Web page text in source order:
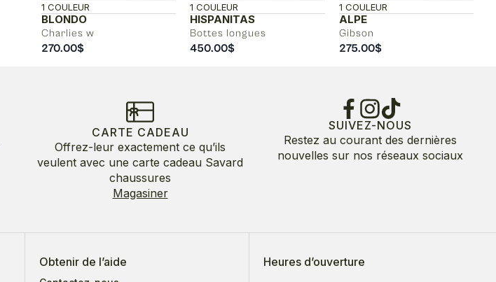
BLONDO
Charlies w
1 COULEUR
270.00$
HISPANITAS
Bottes longues
1 COULEUR
450.00$
ALPE
Gibson
1 COULEUR
275.00$
CARTE CADEAU
Offrez-leur exactement ce qu’ils
veulent avec une carte cadeau Savard
chaussures
Magasiner
SUIVEZ-NOUS
Restez au courant des dernières
nouvelles sur nos réseaux sociaux
Obtenir de l’aide Heures d’ouverture